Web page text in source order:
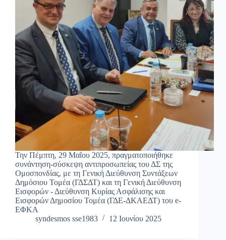
Την Πέμπτη, 29 Μαΐου 2025, πραγματοποιήθηκε
συνάντηση-σύσκεψη αντιπροσωπείας του ΔΣ της
Ομοσπονδίας, με τη Γενική Διεύθυνση Συντάξεων
Δημόσιου Τομέα (ΓΔΣΔΤ) και τη Γενική Διεύθυνση
Εισφορών - Διεύθυνση Κυρίας Ασφάλισης και
Εισφορών Δημοσίου Τομέα (ΓΔΕ-ΔΚΑΕΔΤ) του e-
ΕΦΚΑ
syndesmos sse1983
12 Ιουνίου 2025